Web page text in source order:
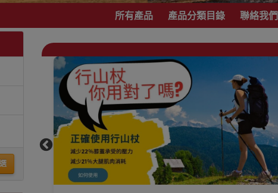
新界、旺角都得，睇岩心水就
Naturehike香港地區代理商
手套香港銷售點
所有產品 產品分類目錄 聯絡我們